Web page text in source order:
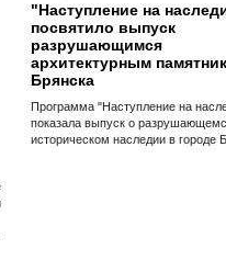
"Наступление на
посвятило выпуск
разрушающимся
архитектурным
Брянска
Программа "Наступление на
показала выпуск о
историческом наследии в городе